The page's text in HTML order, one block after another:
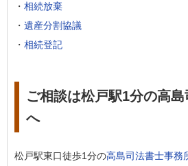
・ 相続放棄
・ 遺産分割協議
・ 相続登記
ご相談は松戸駅1分の高
へ
松戸駅東口徒歩1分の高島司法書士事務